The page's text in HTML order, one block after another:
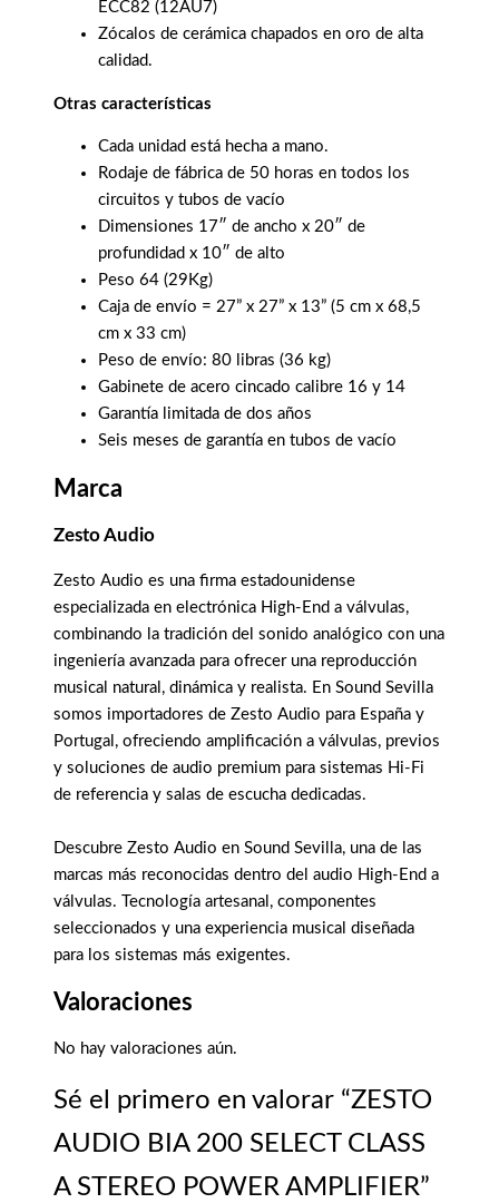
ECC82 (12AU7)
Zócalos de cerámica chapados en oro de alta
calidad.
Otras características
Cada unidad está hecha a mano.
Rodaje de fábrica de 50 horas en todos los
circuitos y tubos de vacío
Dimensiones 17″ de ancho x 20″ de
profundidad x 10″ de alto
Peso 64 (29Kg)
Caja de envío = 27” x 27” x 13” (5 cm x 68,5
cm x 33 cm)
Peso de envío: 80 libras (36 kg)
Gabinete de acero cincado calibre 16 y 14
Garantía limitada de dos años
Seis meses de garantía en tubos de vacío
Marca
Zesto Audio
Zesto Audio es una firma estadounidense
especializada en electrónica High-End a válvulas,
combinando la tradición del sonido analógico con una
ingeniería avanzada para ofrecer una reproducción
musical natural, dinámica y realista. En Sound Sevilla
somos importadores de Zesto Audio para España y
Portugal, ofreciendo amplificación a válvulas, previos
y soluciones de audio premium para sistemas Hi-Fi
de referencia y salas de escucha dedicadas.
Descubre Zesto Audio en Sound Sevilla, una de las
marcas más reconocidas dentro del audio High-End a
válvulas. Tecnología artesanal, componentes
seleccionados y una experiencia musical diseñada
para los sistemas más exigentes.
Valoraciones
No hay valoraciones aún.
Sé el primero en valorar “ZESTO
AUDIO BIA 200 SELECT CLASS
A STEREO POWER AMPLIFIER”